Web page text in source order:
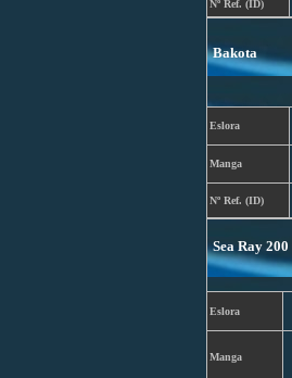
Nº Ref. (ID)
Bakota
Eslora
Manga
Nº Ref. (ID)
Sea Ray
Eslora
Manga